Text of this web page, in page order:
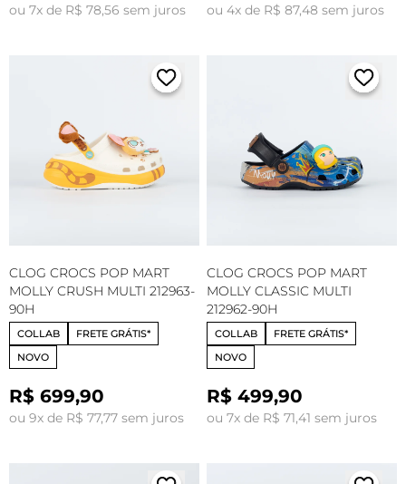
ou 7x de R$ 78,56 sem juros ou 4x de R$ 87,48 sem juros
CLOG CROCS POP MART
MOLLY CRUSH MULTI 212963-
90H
COLLAB
FRETE GRÁTIS*
NOVO
R$ 699,90
ou 9x de R$ 77,77 sem juros
CLOG CROCS POP MART
MOLLY CLASSIC MULTI
212962-90H
COLLAB
FRETE GRÁTIS*
NOVO
R$ 499,90
ou 7x de R$ 71,41 sem juros